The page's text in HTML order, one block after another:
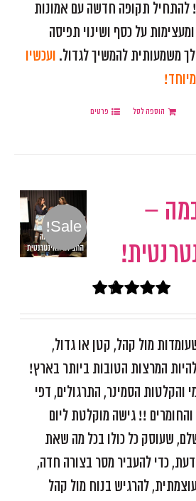
להתחיל תקופה חדשה עם אמונות
על כסף ושינוי תפיסה
משמעותית להמשיך לגדול. ועכשיו
הוספה לסל פרטים
Sale!
–
דורג5.00
מול קהל, קטן או גדול,
המרצות הטובות ביותר בארץ!
והקלטות הסמינר, התרגולים, דפי
!! גישה מוקלטת ליום
שעוסק כל כולו בכל מה שאת
כדי להעביר מסר בצורה חדה,
להרגיש בנוח מול קהל